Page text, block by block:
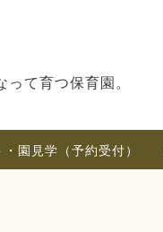
て育つ保育園。
園見学（予約受付）